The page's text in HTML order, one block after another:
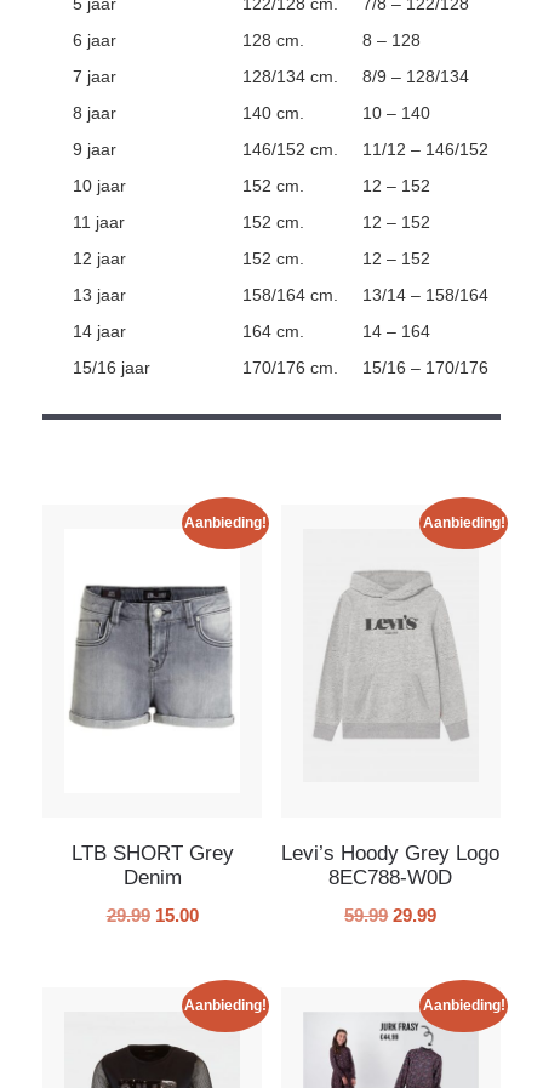
6 jaar
128 cm.
8 – 128
7 jaar
128/134 cm.
8/9 – 128/134
8 jaar
140 cm.
10 – 140
9 jaar
146/152 cm.
11/12 – 146/152
10 jaar
152 cm.
12 – 152
11 jaar
152 cm.
12 – 152
12 jaar
152 cm.
12 – 152
13 jaar
158/164 cm.
13/14 – 158/164
14 jaar
164 cm.
14 – 164
15/16 jaar
170/176 cm. 15/16 – 170/176
Aanbieding!
LTB SHORT Grey
Denim
29.99 15.00
Aanbieding!
Levi’s Hoody Grey Logo
8EC788-W0D
59.99 29.99
Aanbieding! Aanbieding!